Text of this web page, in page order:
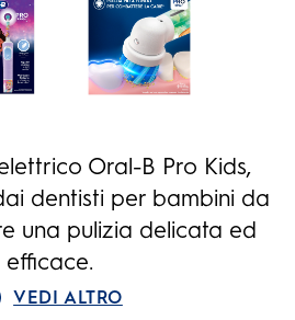
Oral-B Pro Kids,
dentisti per bambini da
una pulizia delicata ed
efficace.
VEDI ALTRO